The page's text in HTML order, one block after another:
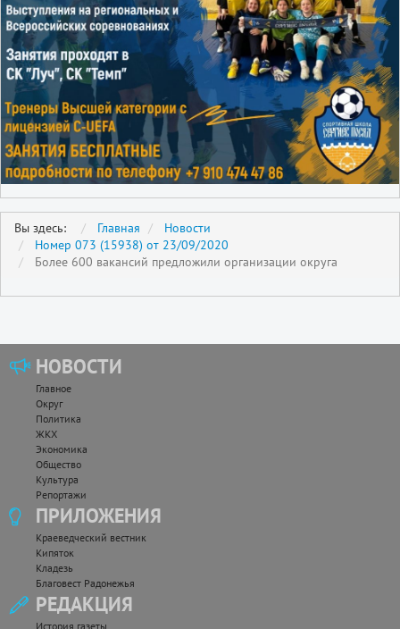
Вы здесь: Главная
Новости
Номер 073 (15938) от 23/09/2020
Более 600 вакансий предложили организации округа
НОВОСТИ
Главное
Округ
Политика
ЖКХ
Экономика
Общество
Культура
Репортажи
ПРИЛОЖЕНИЯ
Краеведческий вестник
Кипяток
Кладезь
Благовест Радонежья
РЕДАКЦИЯ
История газеты